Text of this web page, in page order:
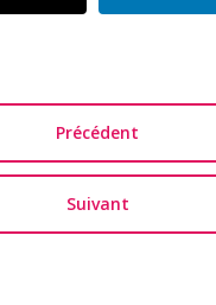
Précédent
Suivant